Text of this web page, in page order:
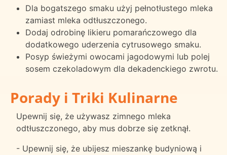
Dla bogatszego smaku użyj pełnotłustego mleka
zamiast mleka odtłuszczonego.
Dodaj odrobinę likieru pomarańczowego dla
dodatkowego uderzenia cytrusowego smaku.
Posyp świeżymi owocami jagodowymi lub polej
sosem czekoladowym dla dekadenckiego zwrotu.
Porady i Triki Kulinarne
Upewnij się, że używasz zimnego mleka
odtłuszczonego, aby mus dobrze się zetknął.
- Upewnij się, że ubijesz mieszankę budyniową i